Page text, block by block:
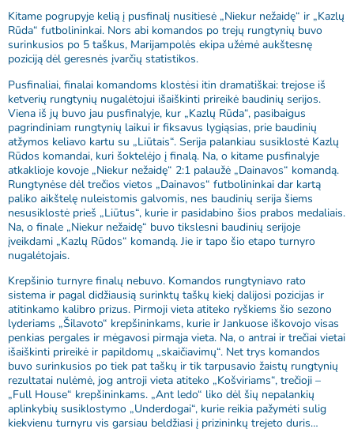
Kitame pogrupyje kelią į pusfinalį nusitiesė „Niekur nežaidę“ ir „Kazlų
Rūda“ futbolininkai. Nors abi komandos po trejų rungtynių buvo
surinkusios po 5 taškus, Marijampolės ekipa užėmė aukštesnę
poziciją dėl geresnės įvarčių statistikos.
Pusfinaliai, finalai komandoms klostėsi itin dramatiškai: trejose iš
ketverių rungtynių nugalėtojui išaiškinti prireikė baudinių serijos.
Viena iš jų buvo jau pusfinalyje, kur „Kazlų Rūda“, pasibaigus
pagrindiniam rungtynių laikui ir fiksavus lygiąsias, prie baudinių
atžymos keliavo kartu su „Liūtais“. Serija palankiau susiklostė Kazlų
Rūdos komandai, kuri šoktelėjo į finalą. Na, o kitame pusfinalyje
atkaklioje kovoje „Niekur nežaidę“ 2:1 palaužė „Dainavos“ komandą.
Rungtynėse dėl trečios vietos „Dainavos“ futbolininkai dar kartą
paliko aikštelę nuleistomis galvomis, nes baudinių serija šiems
nesusiklostė prieš „Liūtus“, kurie ir pasidabino šios prabos medaliais.
Na, o finale „Niekur nežaidę“ buvo tikslesni baudinių serijoje
įveikdami „Kazlų Rūdos“ komandą. Jie ir tapo šio etapo turnyro
nugalėtojais.
Krepšinio turnyre finalų nebuvo. Komandos rungtyniavo rato
sistema ir pagal didžiausią surinktų taškų kiekį dalijosi pozicijas ir
atitinkamo kalibro prizus. Pirmoji vieta atiteko ryškiems šio sezono
lyderiams „Šilavoto“ krepšininkams, kurie ir Jankuose iškovojo visas
penkias pergales ir mėgavosi pirmąja vieta. Na, o antrai ir trečiai vietai
išaiškinti prireikė ir papildomų „skaičiavimų“. Net trys komandos
buvo surinkusios po tiek pat taškų ir tik tarpusavio žaistų rungtynių
rezultatai nulėmė, jog antroji vieta atiteko „Košviriams“, trečioji –
„Full House“ krepšininkams. „Ant ledo“ liko dėl šių nepalankių
aplinkybių susiklostymo „Underdogai“, kurie reikia pažymėti sulig
kiekvienu turnyru vis garsiau beldžiasi į prizininkų trejeto duris…